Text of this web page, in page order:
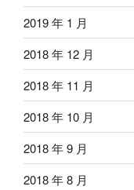
2019 年 1 月
2018 年 12 月
2018 年 11 月
2018 年 10 月
2018 年 9 月
2018 年 8 月